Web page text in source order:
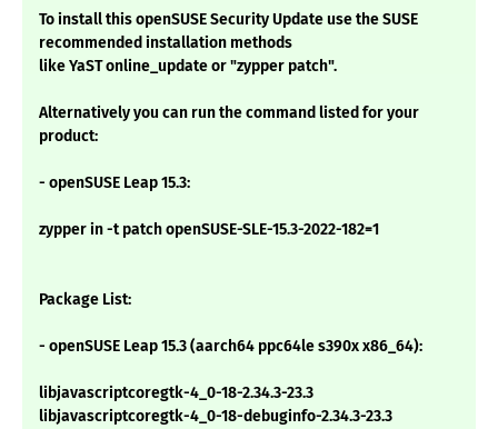
To install this openSUSE Security Update use the SUSE
recommended installation methods
like YaST online_update or "zypper patch".
Alternatively you can run the command listed for your
product:
- openSUSE Leap 15.3:
zypper in -t patch openSUSE-SLE-15.3-2022-182=1
Package List:
- openSUSE Leap 15.3 (aarch64 ppc64le s390x x86_64):
libjavascriptcoregtk-4_0-18-2.34.3-23.3
libjavascriptcoregtk-4_0-18-debuginfo-2.34.3-23.3